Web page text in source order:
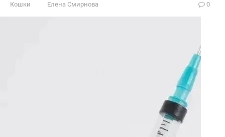
Кошки Елена Смирнова 0